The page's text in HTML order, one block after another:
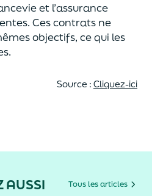
et l’assurance
Ces contrats ne
objectifs, ce qui les
Source : Cliquez-ici
AUSSI Tous les articles